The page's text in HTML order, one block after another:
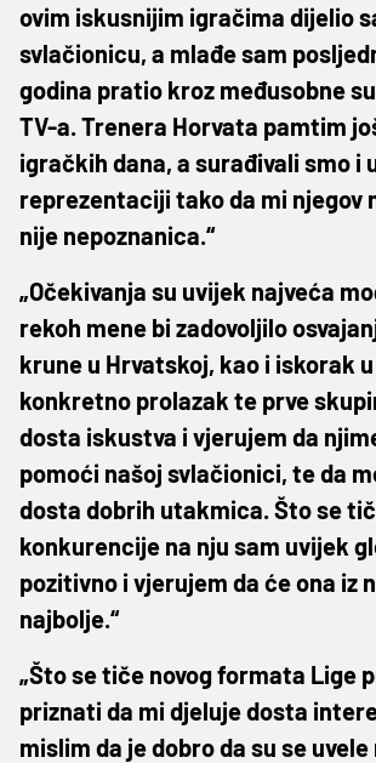
ovim iskusnijim igračima dijelio
svlačionicu, a mlađe sam
godina pratio kroz međusobne
TV-a. Trenera Horvata pamtim
igračkih dana, a surađivali smo i
reprezentaciji tako da mi njegov
nije nepoznanica.“
„Očekivanja su uvijek najveća
rekoh mene bi zadovoljilo
krune u Hrvatskoj, kao i iskorak
konkretno prolazak te prve
dosta iskustva i vjerujem da
pomoći našoj svlačionici, te da
dosta dobrih utakmica. Što se
konkurencije na nju sam uvijek
pozitivno i vjerujem da će ona iz
najbolje.“
„Što se tiče novog formata Lige
priznati da mi djeluje dosta
mislim da je dobro da su se uvele